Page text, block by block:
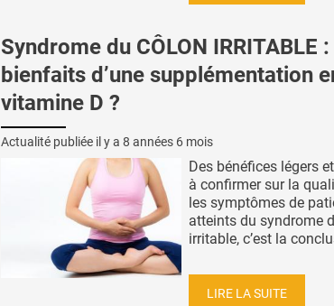
Syndrome du CÔLON IRRITABLE
bienfaits d’une supplémentation
vitamine D ?
Actualité publiée il y a 8 années 6 mois
Des bénéfices légers
à confirmer sur la
les symptômes de
atteints du syndrome
irritable, c’est la
LIRE LA SUITE